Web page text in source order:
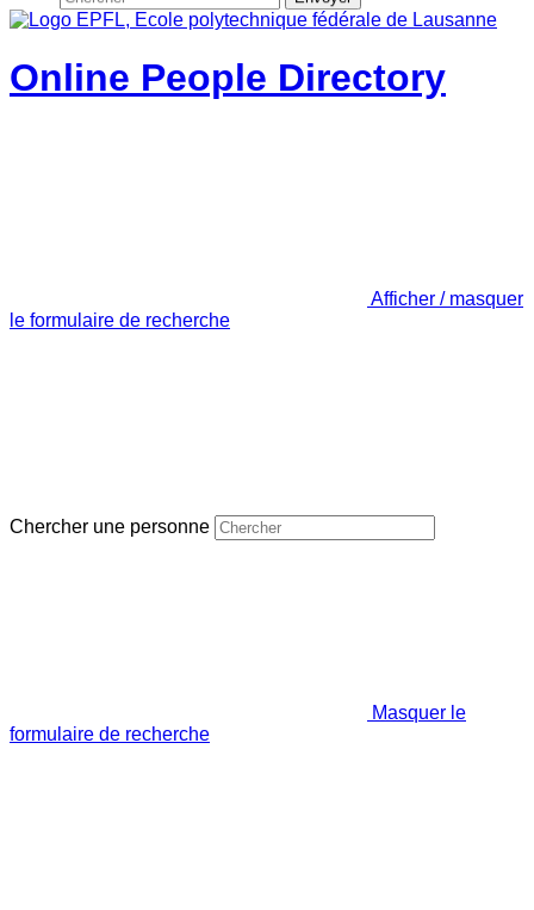
Online People Directory
Afficher / masquer
le formulaire de recherche
Chercher une personne
Masquer le
formulaire de recherche